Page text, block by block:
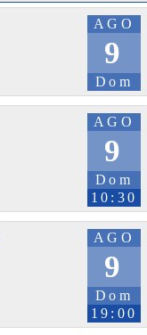
AGO
9
Dom
AGO
9
Dom
10:30
AGO
9
Dom
19:00